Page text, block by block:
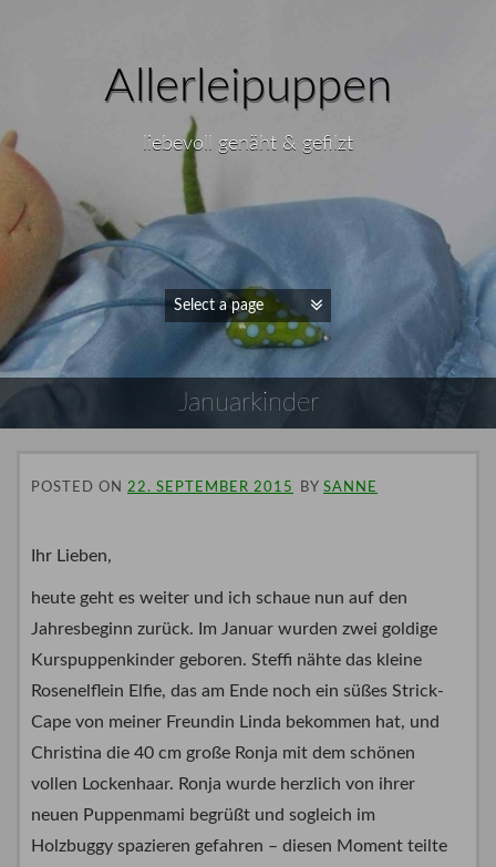
Allerleipuppen
liebevoll genäht & gefilzt
Januarkinder
POSTED ON 22. SEPTEMBER 2015 BY SANNE
Ihr Lieben,
heute geht es weiter und ich schaue nun auf den
Jahresbeginn zurück. Im Januar wurden zwei goldige
Kurspuppenkinder geboren. Steffi nähte das kleine
Rosenelflein Elfie, das am Ende noch ein süßes Strick-
Cape von meiner Freundin Linda bekommen hat, und
Christina die 40 cm große Ronja mit dem schönen
vollen Lockenhaar. Ronja wurde herzlich von ihrer
neuen Puppenmami begrüßt und sogleich im
Holzbuggy spazieren gefahren – diesen Moment teilte